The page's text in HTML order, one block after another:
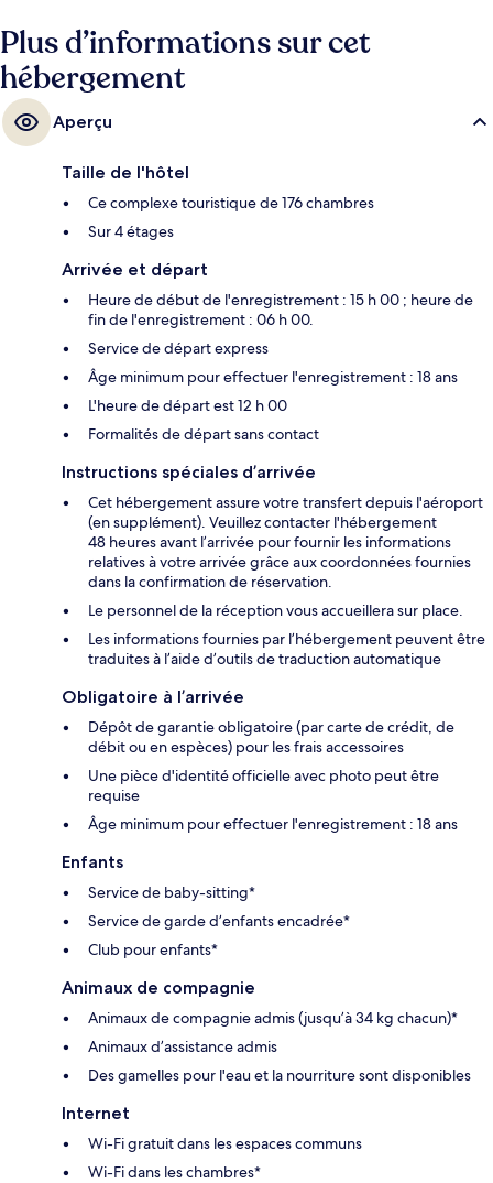
siroter des boissons rafraîchissantes. Ce complexe touristique de luxe
vous offre en outre un bar / salon, une salle de fitness ouverte 24 h/24
et une salle de fitness. Les autres voyageurs sont séduits par le
personnel attentionné et la présentation générale.
Plus d’informations sur cet
hébergement
Aperçu
Taille de l'hôtel
Ce complexe touristique de 176 chambres
Sur 4 étages
Arrivée et départ
Heure de début de l'enregistrement : 15 h 00 ; heure de
fin de l'enregistrement : 06 h 00.
Service de départ express
Âge minimum pour effectuer l'enregistrement : 18 ans
L'heure de départ est 12 h 00
Formalités de départ sans contact
Instructions spéciales d’arrivée
Cet hébergement assure votre transfert depuis l'aéroport
(en supplément). Veuillez contacter l'hébergement
48 heures avant l’arrivée pour fournir les informations
relatives à votre arrivée grâce aux coordonnées fournies
dans la confirmation de réservation.
Le personnel de la réception vous accueillera sur place.
Les informations fournies par l’hébergement peuvent être
traduites à l’aide d’outils de traduction automatique
Obligatoire à l’arrivée
Dépôt de garantie obligatoire (par carte de crédit, de
débit ou en espèces) pour les frais accessoires
Une pièce d'identité officielle avec photo peut être
requise
Âge minimum pour effectuer l'enregistrement : 18 ans
Enfants
Service de baby-sitting*
Service de garde d’enfants encadrée*
Club pour enfants*
Animaux de compagnie
Animaux de compagnie admis (jusqu’à 34 kg chacun)*
Animaux d’assistance admis
Des gamelles pour l'eau et la nourriture sont disponibles
Internet
Wi-Fi gratuit dans les espaces communs
Wi-Fi dans les chambres*